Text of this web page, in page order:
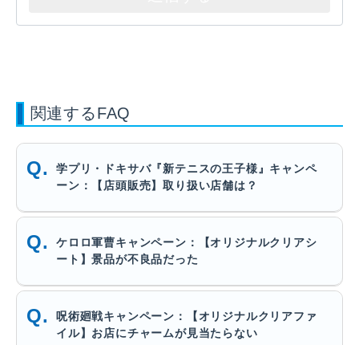
関連するFAQ
学プリ・ドキサバ『新テニスの王子様』キャンペ
ーン：【店頭販売】取り扱い店舗は？
ケロロ軍曹キャンペーン：【オリジナルクリアシ
ート】景品が不良品だった
呪術廻戦キャンペーン：【オリジナルクリアファ
イル】お店にチャームが見当たらない